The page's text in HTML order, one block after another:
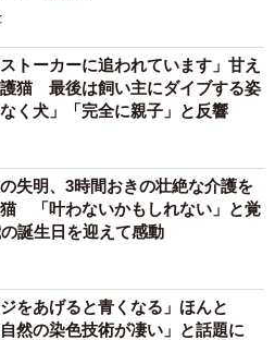
ストーカーに追われています」甘え
猫 最後は飼い主にダイブする姿
く犬」「完全に親子」と反響
失明、3時間おきの壮絶な介護を
「叶わないかもしれない」と覚
誕生日を迎えて感動
ジをあげると青くなる」ほんと
然の染色技術が凄い」と話題に